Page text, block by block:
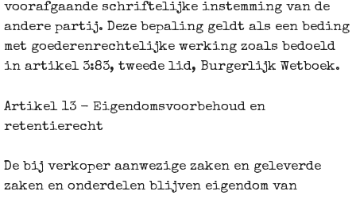
voorafgaande schriftelijke instemming van de
andere partij. Deze bepaling geldt als een beding
met goederenrechtelijke werking zoals bedoeld
in artikel 3:83, tweede lid, Burgerlijk Wetboek.
Artikel 13 - Eigendomsvoorbehoud en
retentierecht
De bij verkoper aanwezige zaken en geleverde
zaken en onderdelen blijven eigendom van